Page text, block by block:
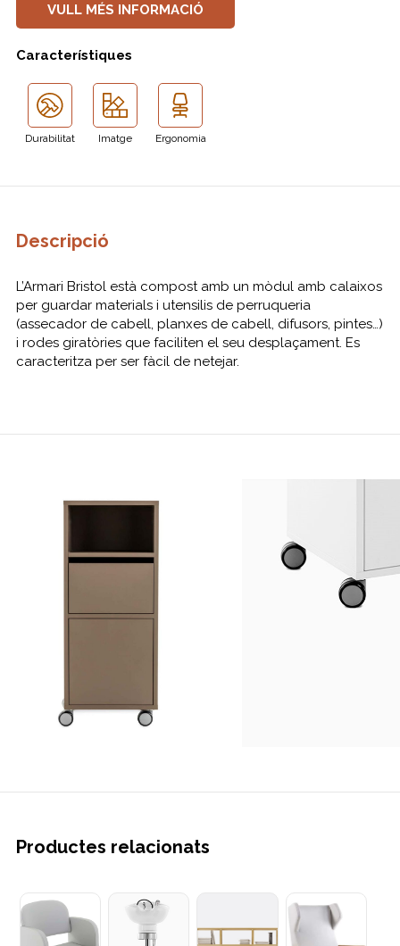
VULL MÉS INFORMACIÓ
Característiques
Durabilitat Imatge Ergonomia
Descripció
L’Armari Bristol està compost amb un mòdul amb calaixos
per guardar materials i utensilis de perruqueria
(assecador de cabell, planxes de cabell, difusors, pintes…)
i rodes giratòries que faciliten el seu desplaçament. Es
caracteritza per ser fàcil de netejar.
Productes relacionats